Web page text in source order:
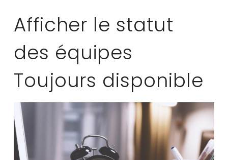
Afficher le statut
des équipes
Toujours disponible